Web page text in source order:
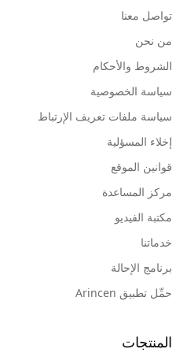
تواصل معنا
من نحن
الشروط والأحكام
سياسة الخصوصية
سياسة ملفات تعريف الإرتباط
إخلاء المسؤلية
قوانين الموقع
مركز المساعدة
مكتبة الفيديو
خدماتنا
برنامج الإحالة
حمِّل تطبيق Arincen
المنتجات